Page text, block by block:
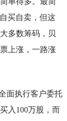
买自卖，但这
多数筹码，贝
上涨，一路涨
面执行客户委托
入100万股，而